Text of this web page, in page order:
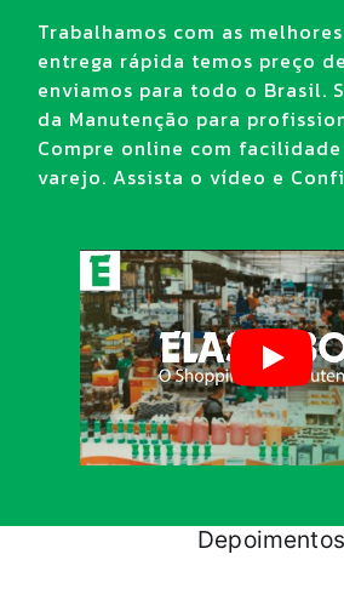
Trabalhamos com as
entrega rápida temos preço
enviamos para todo o Brasil.
da Manutenção para
Compre online com
varejo. Assista o vídeo e
Depoimentos